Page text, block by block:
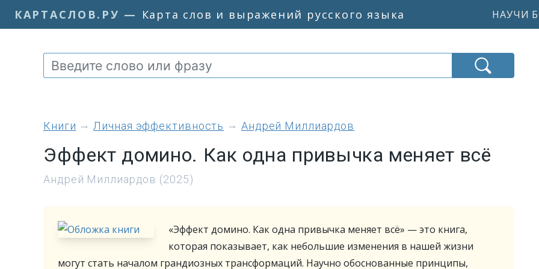
КАРТАСЛОВ.РУ — Карта слов и выражений русского языка НАУЧИ
книги Личная эффективность Андрей Миллиардов
Эффект домино. Как одна привычка меняет всё
Андрей Миллиардов (2025)
«Эффект домино. Как одна привычка меняет всё» — это книга,
которая показывает, как небольшие изменения в нашей жизни
могут стать началом грандиозных трансформаций. Научно обоснованные принципы,